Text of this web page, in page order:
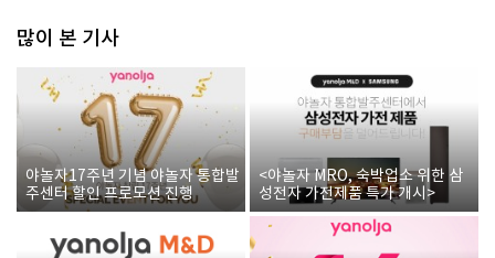
많이 본 기사
야놀자17주년 기념 야놀자 통합발
주센터 할인 프로모션 진행
<야놀자 MRO, 숙박업소 위한 삼
성전자 가전제품 특가 개시>